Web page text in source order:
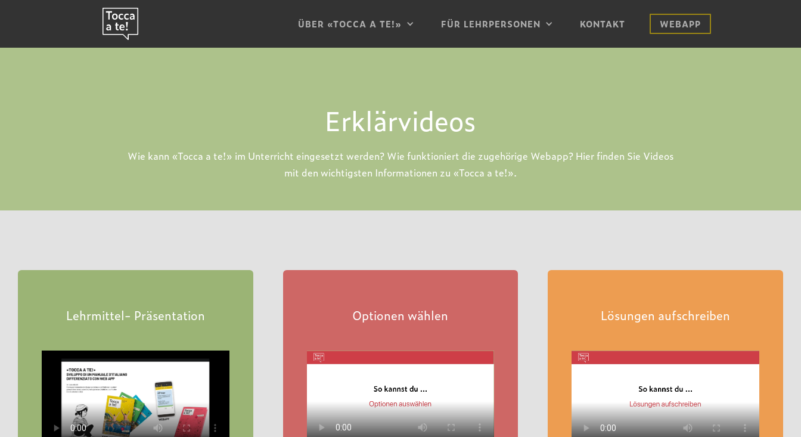
ÜBER «TOCCA A TE!» FÜR LEHRPERSONEN KONTAKT WEBAPP
Erklärvideos
Wie kann «Tocca a te!» im Unterricht eingesetzt werden? Wie funktioniert die zugehörige Webapp? Hier finden Sie Videos
mit den wichtigsten Informationen zu «Tocca a te!».
Lehrmittel- Präsentation Optionen wählen Lösungen aufschreiben